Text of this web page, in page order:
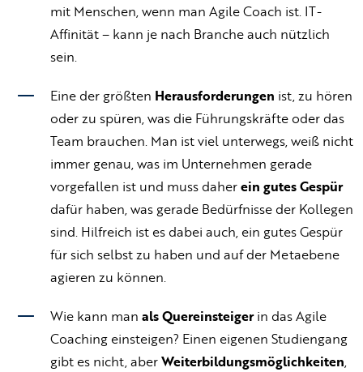
mit Menschen, wenn man Agile Coach ist. IT-
Affinität – kann je nach Branche auch nützlich
sein.
Eine der größten Herausforderungen ist, zu hören
oder zu spüren, was die Führungskräfte oder das
Team brauchen. Man ist viel unterwegs, weiß nicht
immer genau, was im Unternehmen gerade
vorgefallen ist und muss daherein gutes Gespür
dafür haben, was gerade Bedürfnisse der Kollegen
sind. Hilfreich ist es dabei auch, ein gutes Gespür
für sich selbst zu haben und auf der Metaebene
agieren zu können.
Wie kann man als Quereinsteigerin das Agile
Coaching einsteigen? Einen eigenen Studiengang
gibt es nicht, aberWeiterbildungsmöglichkeiten